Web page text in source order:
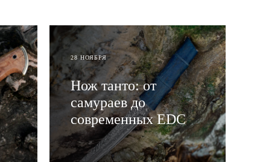
28 НОЯБРЯ
Нож танто: от
самураев до
современных EDC
ЧИТАТЬ